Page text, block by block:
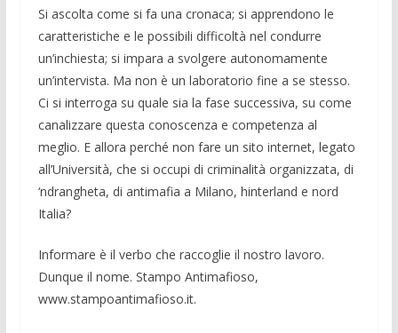
Si ascolta come si fa una cronaca; si ap­prendono le
caratteristiche e le possibili difficoltà nel condurre
un’inchiesta; si im­para a svolgere autonomamente
un’inter­vista. Ma non è un laboratorio fine a se stesso.
Ci si interroga su quale sia la fase successiva, su come
canalizzare questa conoscenza e competenza al
meglio. E al­lora perché non fare un sito internet, lega­to
all’Università, che si occupi di crimina­lità organizzata, di
‘ndrangheta, di antima­fia a Milano, hinterland e nord
Italia?
In­formare è il verbo che raccoglie il no­stro lavoro.
Dunque il nome. Stampo An­timafioso,
www.stampoantimafioso.it.